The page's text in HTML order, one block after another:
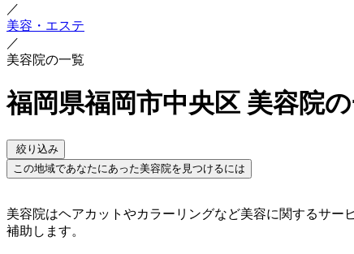
／
美容・エステ
／
美容院の一覧
福岡県福岡市中央区 美容院
絞り込み
この地域であなたにあった美容院を見つけるには
美容院はヘアカットやカラーリングなど美容に関するサ
補助します。